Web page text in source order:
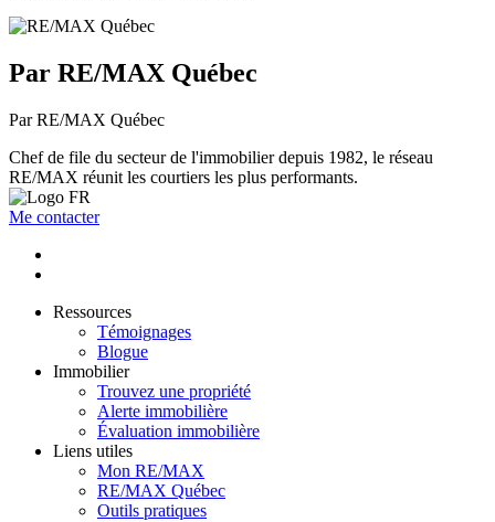
Par RE/MAX Québec
Par RE/MAX Québec
Chef de file du secteur de l'immobilier depuis 1982, le réseau
RE/MAX réunit les courtiers les plus performants.
Me contacter
Ressources
Témoignages
Blogue
Immobilier
Trouvez une propriété
Alerte immobilière
Évaluation immobilière
Liens utiles
Mon RE/MAX
RE/MAX Québec
Outils pratiques